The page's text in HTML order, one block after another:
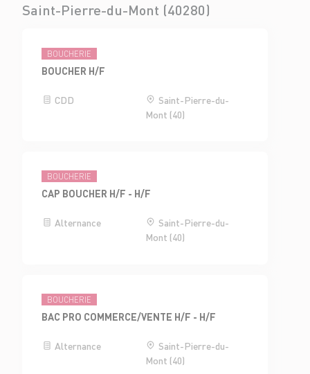
Saint-Pierre-du-Mont (40280)
BOUCHERIE
BOUCHER H/F
CDD
Saint-Pierre-du-
Mont (40)
BOUCHERIE
CAP BOUCHER H/F - H/F
Alternance
Saint-Pierre-du-
Mont (40)
BOUCHERIE
BAC PRO COMMERCE/VENTE H/F - H/F
Alternance
Saint-Pierre-du-
Mont (40)